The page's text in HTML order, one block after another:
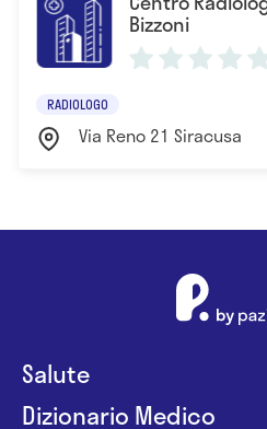
Bizzoni
RADIOLOGO
Via Reno 21 Siracusa
Salute
Dizionario Medico